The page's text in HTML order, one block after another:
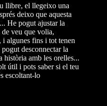
llibre, el llegeixo una
deixo que aquesta
He pogut ajustar la
veu que volia,
algunes fins i tot tenen
desconnectar la
història amb les orelles...
útil i pots saber si el teu
escoltant-lo